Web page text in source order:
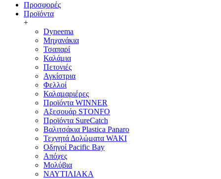
Προσφορές
Προϊόντα
+
Dyneema
Μηχανάκια
Τσαπαρί
Καλάμια
Πετονιές
Αγκίστρια
Φελλοί
Καλαμαριέρες
Προϊόντα WINNER
Αξεσουάρ STONFO
Προϊόντα SureCatch
Βαλιτσάκια Plastica Panaro
Τεχνητά Δολώματα WAKI
Οδηγοί Pacific Bay
Απόχες
Μολύβια
ΝΑΥΤΙΛΙΑΚΑ